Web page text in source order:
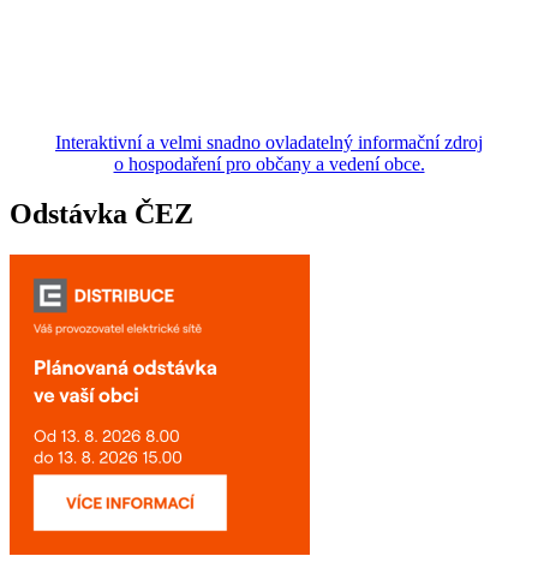
Interaktivní a velmi snadno ovladatelný informační zdroj
o hospodaření pro občany a vedení obce.
Odstávka ČEZ